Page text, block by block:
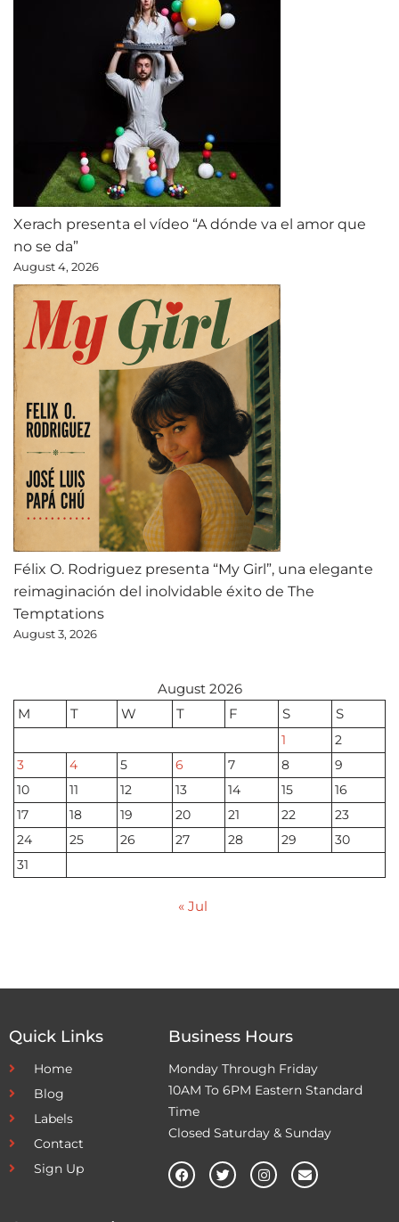
Xerach presenta el vídeo “A dónde va el amor que
no se da”
August 4, 2026
Félix O. Rodriguez presenta “My Girl”, una elegante
reimaginación del inolvidable éxito de The
Temptations
August 3, 2026
August 2026
M
T W T F S S
1
2
3
4 5 6 7 8
9
10
11 12 13 14 15
16
17
18 19 20 21 22
23
24
25 26 27 28 29
30
31
« Jul
Quick Links
Home
Blog
Labels
Contact
Sign Up
Business Hours
Monday Through Friday
10AM To 6PM Eastern Standard
Time
Closed Saturday & Sunday